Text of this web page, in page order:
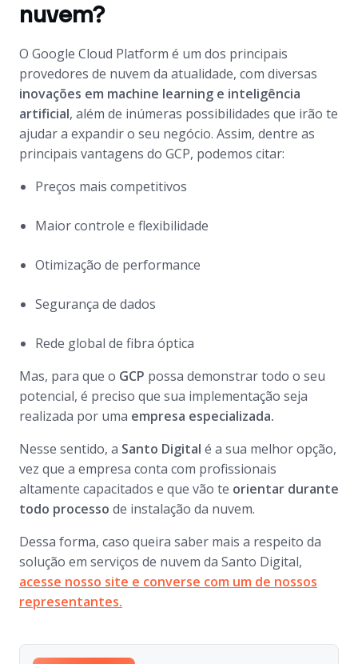
nuvem?
O Google Cloud Platform é um dos principais
provedores de nuvem da atualidade, com diversas
inovações em machine learning e inteligência
artificial, além de inúmeras possibilidades que irão te
ajudar a expandir o seu negócio. Assim, dentre as
principais vantagens do GCP, podemos citar:
Preços mais competitivos
Maior controle e flexibilidade
Otimização de performance
Segurança de dados
Rede global de fibra óptica
Mas, para que o GCP possa demonstrar todo o seu
potencial, é preciso que sua implementação seja
realizada por uma empresa especializada.
Nesse sentido, a Santo Digital é a sua melhor opção,
vez que a empresa conta com profissionais
altamente capacitados e que vão te orientar durante
todo processo de instalação da nuvem.
Dessa forma, caso queira saber mais a respeito da
solução em serviços de nuvem da Santo Digital,
acesse nosso site e converse com um de nossos
representantes.